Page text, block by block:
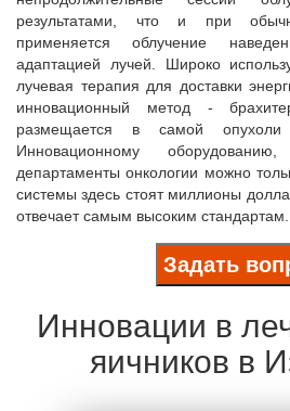
результатами, что и при
применяется облучение
адаптацией лучей. Широко
лучевая терапия для доставки
инновационный метод -
размещается в самой
Инновационному
департаменты онкологии можно
системы здесь стоят миллионы
отвечает самым высоким стандартам.
Задать
Инновации в
яичников в